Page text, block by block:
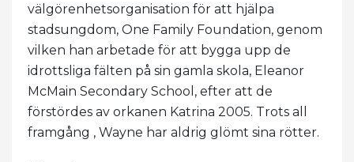
välgörenhetsorganisation för att hjälpa
stadsungdom, One Family Foundation, genom
vilken han arbetade för att bygga upp de
idrottsliga fälten på sin gamla skola, Eleanor
McMain Secondary School, efter att de
förstördes av orkanen Katrina 2005. Trots all
framgång , Wayne har aldrig glömt sina rötter.